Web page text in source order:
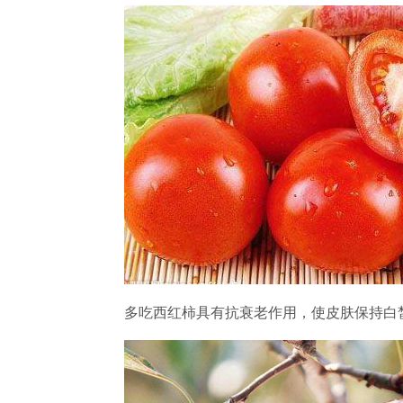
多吃西红柿具有抗衰老作用，使皮肤保持白